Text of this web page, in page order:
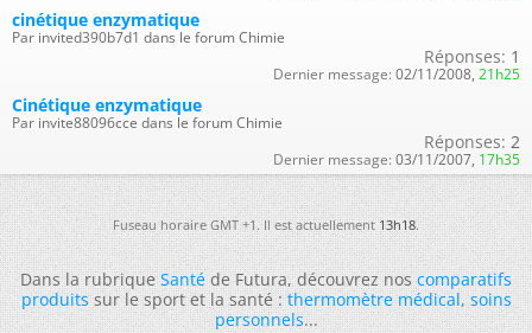
cinétique enzymatique
Par invited390b7d1 dans le forum Chimie
Réponses: 1
Dernier message: 02/11/2008, 21h25
Cinétique enzymatique
Par invite88096cce dans le forum Chimie
Réponses: 2
Dernier message: 03/11/2007, 17h35
Fuseau horaire GMT +1. Il est actuellement 13h18.
Dans la rubriqueSantéde Futura, découvrez noscomparatifs
produitssur le sport et la santé :thermomètre médical,soins
personnels...